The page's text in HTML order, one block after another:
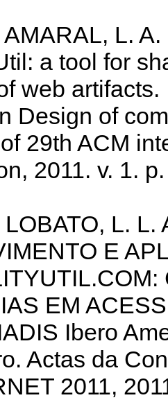
AMARAL, L.
a tool for
web
Design of
29th ACM
2011. v. 1.
LOBATO, L.
E
EM
Ibero
Actas da
2011,